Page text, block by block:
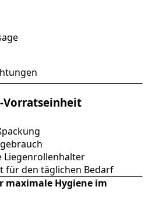
Vorratseinheit
Liegenrollenhalter
für den täglichen Bedarf
maximale Hygiene im